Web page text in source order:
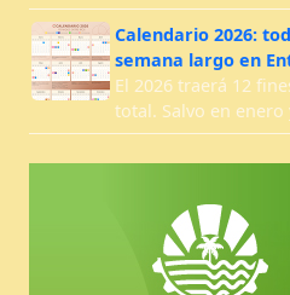
Calendario 2026:
semana largo en
El 2026 traerá 12
total. Salvo en